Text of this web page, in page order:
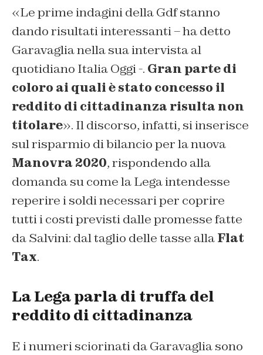
«Le prime indagini della Gdf stanno
dando risultati interessanti – ha detto
Garavaglia nella sua intervista al
quotidiano Italia Oggi -. Gran parte di
coloro ai quali è stato concesso il
reddito di cittadinanza risulta non
titolare». Il discorso, infatti, si inserisce
sul risparmio di bilancio per la nuova
Manovra 2020, rispondendo alla
domanda su come la Lega intendesse
reperire i soldi necessari per coprire
tutti i costi previsti dalle promesse fatte
da Salvini: dal taglio delle tasse allaFlat
Tax.
La Lega parla di truffa del
reddito di cittadinanza
E i numeri sciorinati da Garavaglia sono